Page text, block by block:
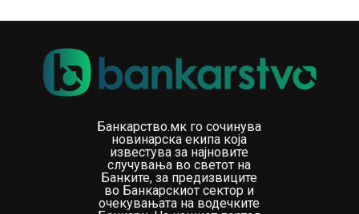
Доаѓав од приватен сектор каде што работите се
одвиваат многу побрзо и каде што, ако има
аргументи, разговорот завршува и започнува
реализацијата“, објаснува таа.
Но, политиката функционира по поинакви правила.
„Во политиката аргументот е само почетокот на
разговорот“, вели Ангеловска.
Таа открива и една порака што ја добила кога стапила
Банкарство.мк го сочинува
новинарска екипа која
известува за најновите
случувања во светот на
Банките, за предизвиците
во Банкарскиот сектор и
очекувањата на водечките